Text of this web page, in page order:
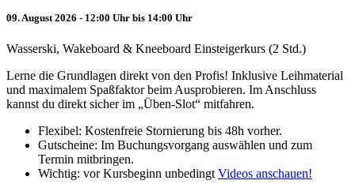
09. August 2026 - 12:00 Uhr bis 14:00 Uhr
Wasserski, Wakeboard & Kneeboard Einsteigerkurs (2 Std.)
Lerne die Grundlagen direkt von den Profis! Inklusive Leihmaterial
und maximalem Spaßfaktor beim Ausprobieren. Im Anschluss
kannst du direkt sicher im „Üben-Slot“ mitfahren.
Flexibel: Kostenfreie Stornierung bis 48h vorher.
Gutscheine: Im Buchungsvorgang auswählen und zum
Termin mitbringen.
Wichtig: vor Kursbeginn unbedingt Videos anschauen!